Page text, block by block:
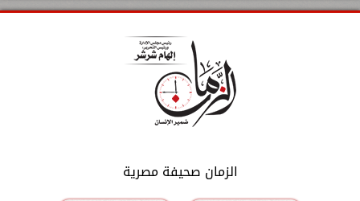
الزمان صحيفة مصرية